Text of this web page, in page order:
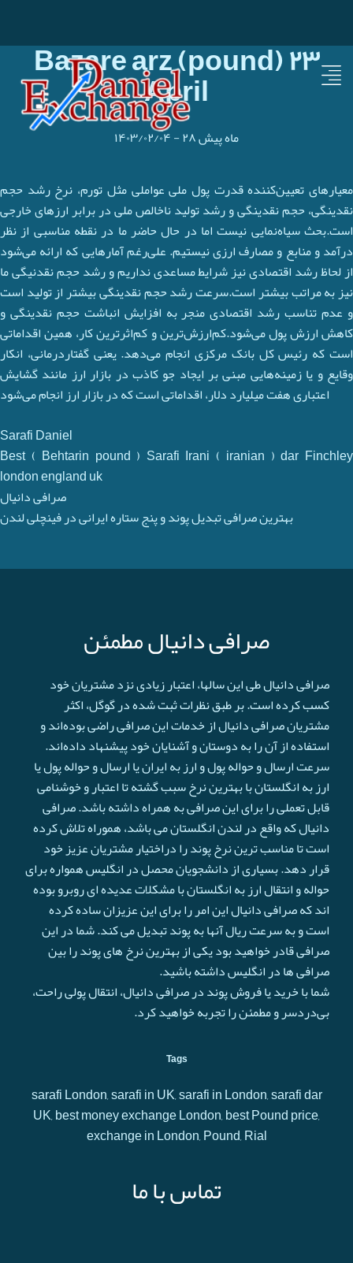
Bazare arz (pound) ۲۳
April
۱۴۰۳/۰۲/۰۴- ۲۸ ماه پیش
معیارهای تعیین‌کننده قدرت پول ملی عواملی مثل تورم، نرخ رشد حجم
نقدینگی، حجم نقدینگی و رشد تولید ناخالص ملی در برابر ارزهای خارجی
است.بحث سیاه‌نمایی نیست اما در حال حاضر ما در نقطه مناسبی از نظر
درآمد و منابع و مصارف ارزی نیستیم. علی‌رغم آمارهایی که ارائه می‌شود
از لحاظ رشد اقتصادی نیز شرایط مساعدی نداریم و رشد حجم نقدنیگی ما
نیز به مراتب بیشتر است.سرعت رشد حجم نقدینگی بیشتر از تولید است
و عدم تناسب رشد اقتصادی منجر به افزایش انباشت حجم نقدینگی و
کاهش ارزش پول می‌شود.کم‌ارزش‌ترین و کم‌اثرترین کار، همین اقداماتی
است که رئیس کل بانک مرکزی انجام می‌دهد. یعنی گفتاردرمانی، انکار
وقایع و یا زمینه‌هایی مبنی بر ایجاد جو کاذب در بازار ارز مانند گشایش
اعتباری هفت میلیارد دلار، اقداماتی است که در بازار ارز انجام می‌شود
Sarafi Daniel
Best ( Behtarin pound ) Sarafi Irani ( iranian ) dar Finchley
london england uk
صرافی دانیال
بهترین صرافی تبدیل پوند و پنج ستاره ایرانی در فینچلی لندن
صرافی دانیال مطمئن
صرافی دانیال طی این سالها، اعتبار زیادی نزد مشتریان خود
کسب کرده است. بر طبق نظرات ثبت شده در گوگل، اکثر
مشتریان صرافی دانیال از خدمات این صرافی راضی بوده‌اند و
استفاده از آن را به دوستان و آشنایان خود پیشنهاد داده‌اند.
سرعت ارسال و حواله پول و ارز به ایران یا ارسال و حواله پول یا
ارز به انگلستان با بهترین نرخ سبب گشته تا اعتبار و خوشنامی
قابل تعملی را برای این صرافی به همراه داشته باشد. صرافی
دانیال که واقع در لندن انگلستان می باشد، هموراه تلاش کرده
است تا مناسب ترین نرخ پوند را دراختیار مشتریان عزیز خود
قرار دهد. بسیاری از دانشجویان محصل در انگلیس همواره برای
حواله و انتقال ارز به انگلستان با مشکلات عدیده ای روبرو بوده
اند که صرافی دانیال این امر را برای این عزیزان ساده کرده
است و به سرعت ريال آنها به پوند تبدیل می کند. شما در این
صرافی قادر خواهید بود یکی از بهترین نرخ های پوند را بین
صرافی ها در انگلیس داشته باشید.
شما با خرید یا فروش پوند در صرافی دانیال، انتقال پولی راحت،
بی‌دردسر و مطمئن را تجربه خواهید کرد.
Tags
sarafi London, sarafi in UK, sarafi in London, sarafi dar
UK, best money exchange London, best Pound price,
exchange in London, Pound, Rial
تماس با ما